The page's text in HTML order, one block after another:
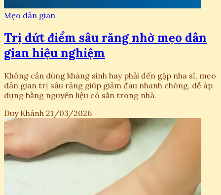
Mẹo dân gian
Trị dứt điểm sâu răng nhờ mẹo dân
gian hiệu nghiệm
Không cần dùng kháng sinh hay phải đến gặp nha sĩ, mẹo
dân gian trị sâu răng giúp giảm đau nhanh chóng, dễ áp
dụng bằng nguyên liệu có sẵn trong nhà.
Duy Khánh 21/03/2026